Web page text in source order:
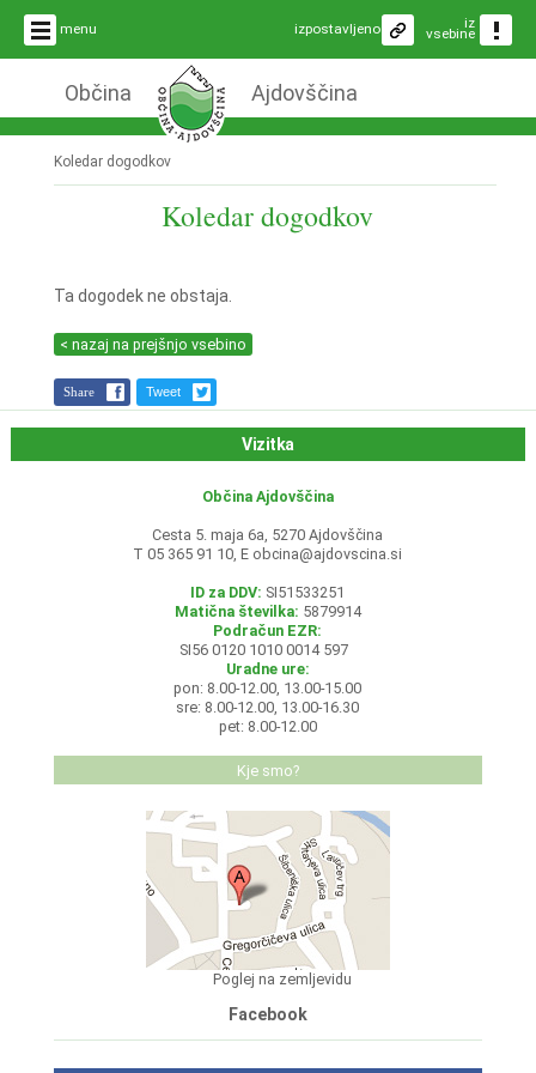
menu iz
vsebine
izpostavljeno
Občina Ajdovščina
Koledar dogodkov
Koledar dogodkov
Ta dogodek ne obstaja.
< nazaj na prejšnjo vsebino
Share Tweet
Vizitka
Občina Ajdovščina
Cesta 5. maja 6a, 5270 Ajdovščina
T 05 365 91 10, E obcina@ajdovscina.si
ID za DDV: SI51533251
Matična številka: 5879914
Podračun EZR:
SI56 0120 1010 0014 597
Uradne ure:
pon: 8.00-12.00, 13.00-15.00
sre: 8.00-12.00, 13.00-16.30
pet: 8.00-12.00
Kje smo?
Poglej na zemljevidu
Facebook